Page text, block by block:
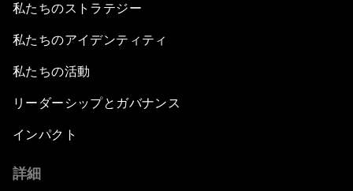
私たちのストラテジー
私たちのアイデンティティ
私たちの活動
リーダーシップとガバナンス
インパクト
詳細